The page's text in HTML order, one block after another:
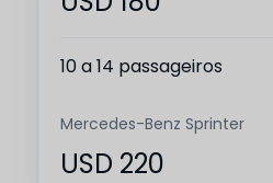
10 a 14 passageiros
Mercedes-Benz Sprinter
USD 220